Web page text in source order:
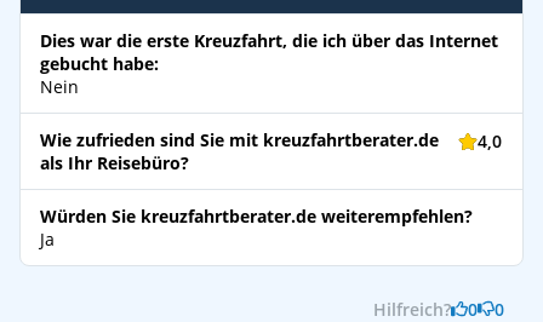
Dies war die erste Kreuzfahrt, die ich über das Internet
gebucht habe:
Nein
Wie zufrieden sind Sie mit kreuzfahrtberater.de
als Ihr Reisebüro?
4,0
Würden Sie kreuzfahrtberater.de weiterempfehlen?
Ja
Hilfreich? 0 0